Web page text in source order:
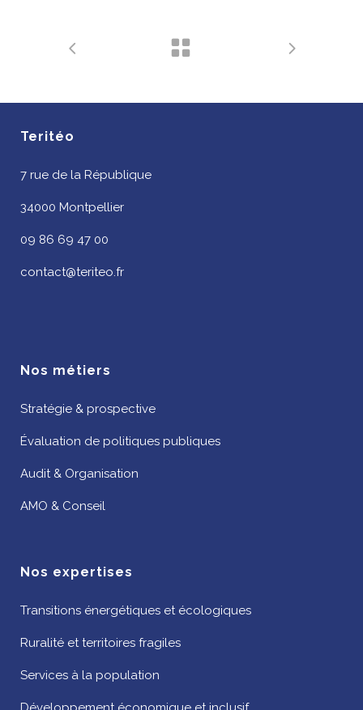
Teritéo
7 rue de la République
34000 Montpellier
09 86 69 47 00
contact@teriteo.fr
Nos métiers
Stratégie & prospective
Évaluation de politiques publiques
Audit & Organisation
AMO & Conseil
Nos expertises
Transitions énergétiques et écologiques
Ruralité et territoires fragiles
Services à la population